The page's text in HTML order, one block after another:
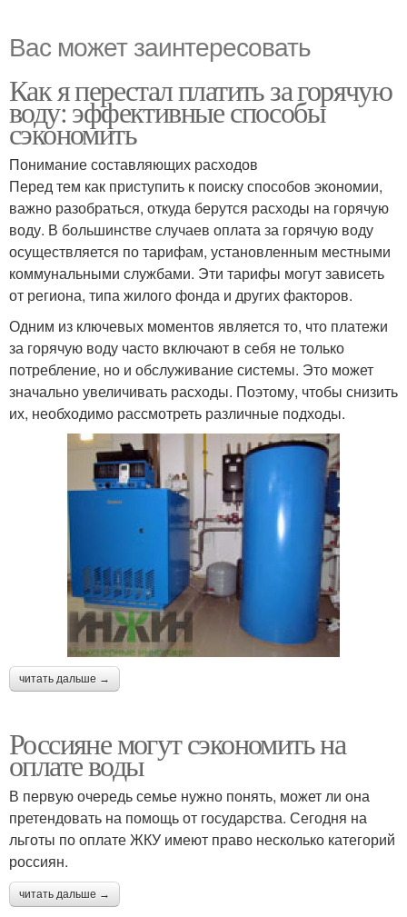
Вас может заинтересовать
Как я перестал платить за горячую
воду: эффективные способы
сэкономить
Понимание составляющих расходов
Перед тем как приступить к поиску способов экономии,
важно разобраться, откуда берутся расходы на горячую
воду. В большинстве случаев оплата за горячую воду
осуществляется по тарифам, установленным местными
коммунальными службами. Эти тарифы могут зависеть
от региона, типа жилого фонда и других факторов.
Одним из ключевых моментов является то, что платежи
за горячую воду часто включают в себя не только
потребление, но и обслуживание системы. Это может
значально увеличивать расходы. Поэтому, чтобы снизить
их, необходимо рассмотреть различные подходы.
читать дальше →
Россияне могут сэкономить на
оплате воды
В первую очередь семье нужно понять, может ли она
претендовать на помощь от государства. Сегодня на
льготы по оплате ЖКУ имеют право несколько категорий
россиян.
читать дальше →